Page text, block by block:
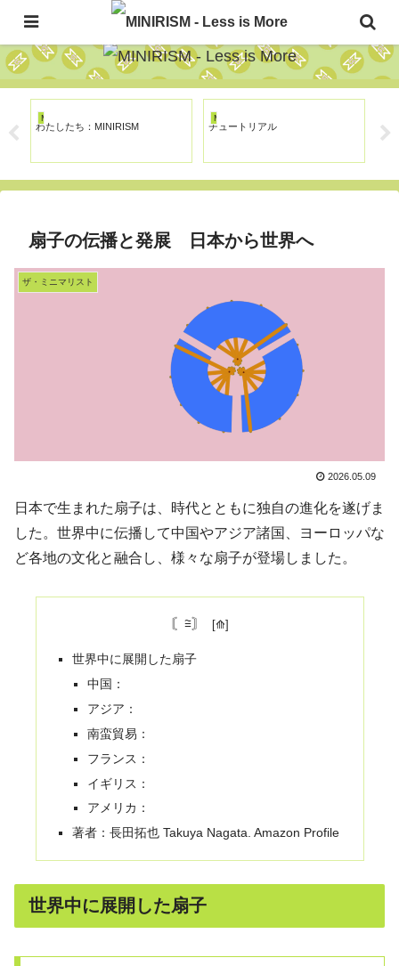
The Japanese Minimalism Art Movement!
MINIRISM
わたしたち：MINIRISM
MINIRISM
チュートリアル
ナ
ン
扇子の伝播と発展 日本から世界へ
ザ・ミニマリスト
2026.05.09
日本で生まれた扇子は、時代とともに独自の進化を遂げま
した。世界中に伝播して中国やアジア諸国、ヨーロッパな
ど各地の文化と融合し、様々な扇子が登場しました。
〘≅〙
世界中に展開した扇子
中国：
アジア：
南蛮貿易：
フランス：
イギリス：
アメリカ：
著者：長田拓也 Takuya Nagata. Amazon Profile
世界中に展開した扇子